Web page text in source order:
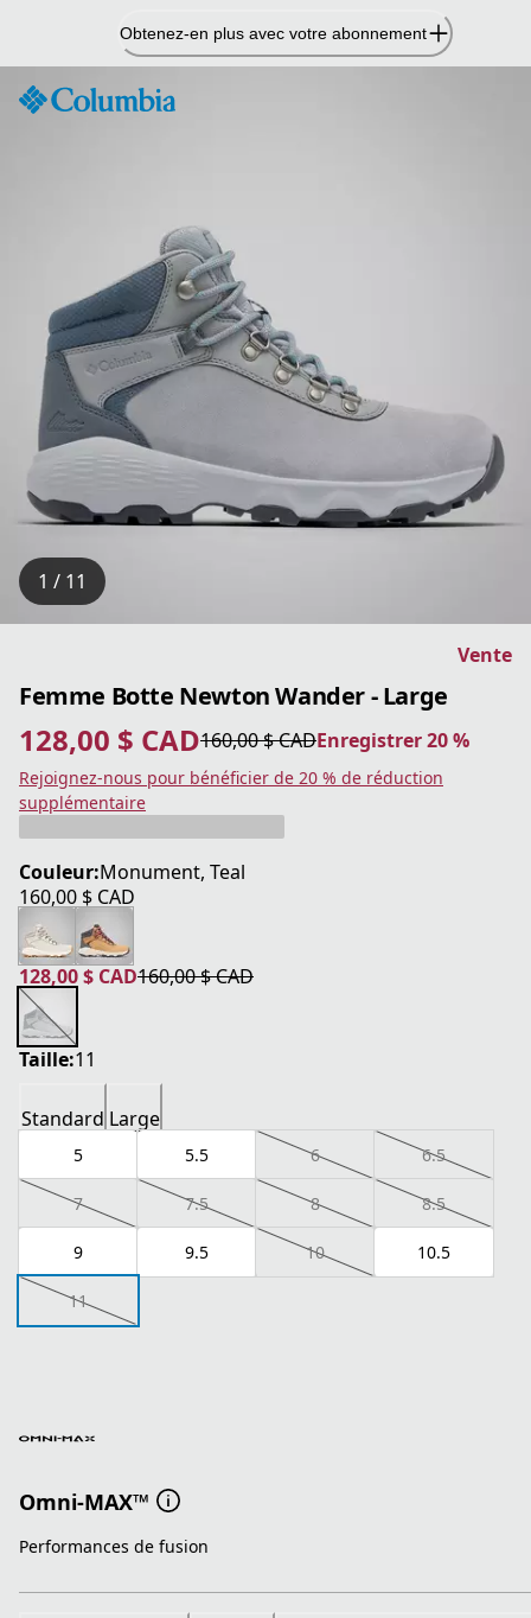
contenu
Obtenez-en plus avec votre abonnement
1 / 11
Vente
Femme Botte Newton Wander - Large
128,00 $ CAD
prix actuel 128,00 $ CAD160,00 $ CAD
prix original 160,00 $ CAD Enregistrer 20 %
Enregistrer 20 %
Rejoignez-nous pour bénéficier de 20 % de réduction
supplémentaire
Couleur:Monument, Teal
160,00 $ CAD
prix actuel 160,00 $ CAD
128,00 $ CAD
prix actuel 128,00 $ CAD
160,00 $ CAD
prix original 160,00 $ CAD
Taille:11
Standard Large
5 5.5 6 6.5
7 7.5 8 8.5
9 9.5 10 10.5
11
Omni-MAX™
Performances de fusion